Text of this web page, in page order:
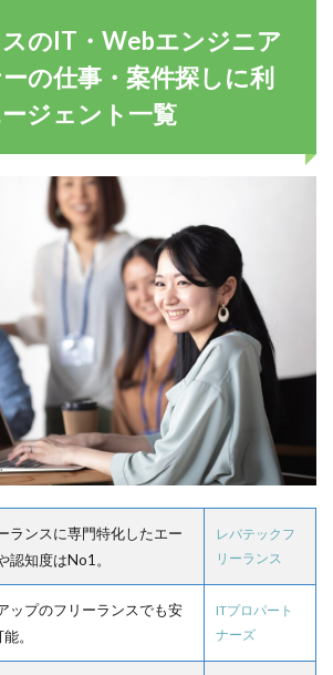
のIT・Webエンジニア
の仕事・案件探しに利
ジェント一覧
ランスに専門特化したエー
認知度はNo1。
レバテックフ
リーランス
ップのフリーランスでも安
。
ITプロパート
ナーズ